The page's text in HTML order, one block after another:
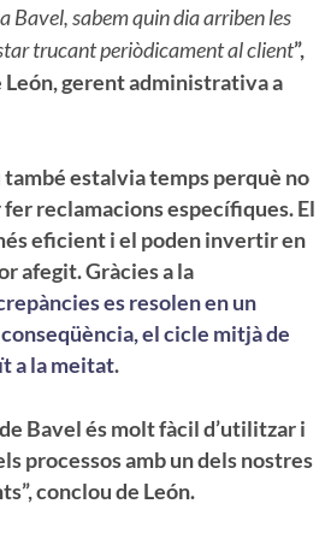
Bavel, sabem quin dia arriben les
trucant periòdicament al client”,
León, gerent administrativa a
també estalvia temps perquè no
fer reclamacions específiques. El
eficient i el poden invertir en
afegit. Gràcies a la
es resolen en un
el cicle mitjà de
a la meitat.
Bavel és molt fàcil d’utilitzar i
processos amb un dels nostres
conclou de León.